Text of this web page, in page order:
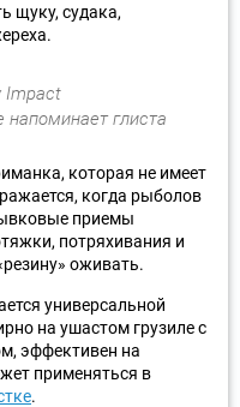
щуку, судака,
глиста
которая не имеет
когда рыболов
приемы
потряхивания и
оживать.
универсальной
на ушастом грузиле с
эффективен на
применяться в
.